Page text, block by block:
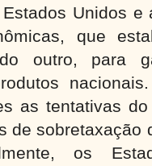
Unidos
que
outro, para
as tentativas
de sobretaxação
os